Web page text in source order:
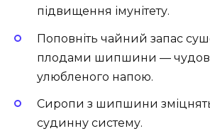
підвищення імунітету.
Поповніть чайний запас
плодами шипшини —
улюбленого напою.
Сиропи з шипшини
судинну систему.